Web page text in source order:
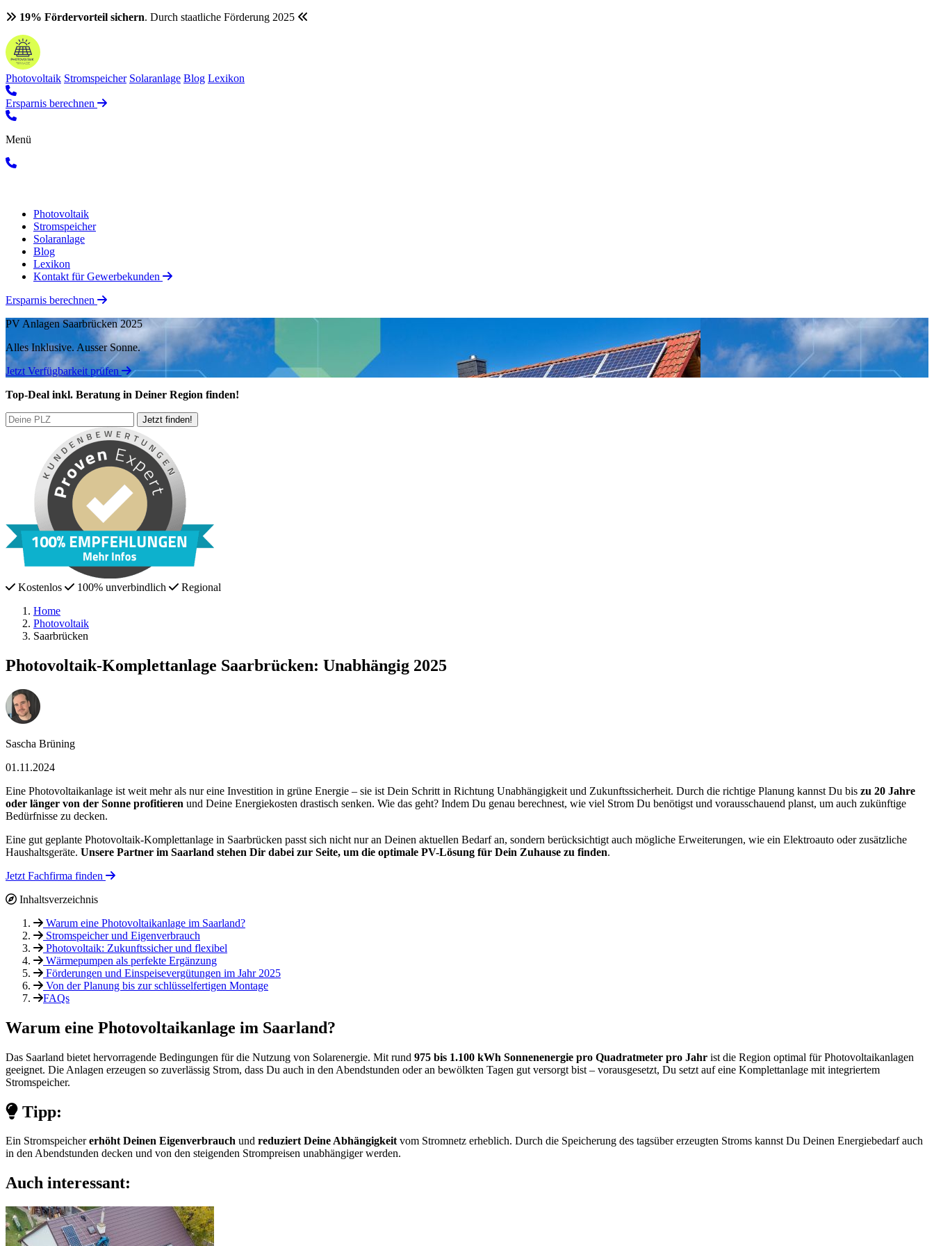
19% Fördervorteil sichern. Durch staatliche Förderung 2025
Photovoltaik Stromspeicher Solaranlage Blog Lexikon
Ersparnis berechnen
Menü
Photovoltaik
Stromspeicher
Solaranlage
Blog
Lexikon
Kontakt für Gewerbekunden
Ersparnis berechnen
PV Anlagen Saarbrücken 2025
Alles Inklusive.Ausser Sonne.
Jetzt Verfügbarkeit prüfen
Top-Deal inkl. Beratung in Deiner Region finden!
Kostenlos 100% unverbindlich
Regional
Home
Photovoltaik
Saarbrücken
Photovoltaik-Komplettanlage Saarbrücken: Unabhängig 2025
Sascha Brüning
01.11.2024
Eine Photovoltaikanlage ist weit mehr als nur eine Investition in grüne Energie – sie ist Dein Schritt in Richtung Unabhängigkeit und Zukunftssicherheit. Durch die richtige Planung kannst Du bis zu 20 Jahre
oder länger von der Sonne profitieren und Deine Energiekosten drastisch senken. Wie das geht? Indem Du genau berechnest, wie viel Strom Du benötigst und vorausschauend planst, um auch zukünftige
Bedürfnisse zu decken.
Eine gut geplante Photovoltaik-Komplettanlage in Saarbrücken passt sich nicht nur an Deinen aktuellen Bedarf an, sondern berücksichtigt auch mögliche Erweiterungen, wie ein Elektroauto oder zusätzliche
Haushaltsgeräte. Unsere Partner im Saarland stehen Dir dabei zur Seite, um die optimale PV-Lösung für Dein Zuhause zu finden.
Jetzt Fachfirma finden
Inhaltsverzeichnis
Warum eine Photovoltaikanlage im Saarland?
Stromspeicher und Eigenverbrauch
Photovoltaik: Zukunftssicher und flexibel
Wärmepumpen als perfekte Ergänzung
Förderungen und Einspeisevergütungen im Jahr 2025
Von der Planung bis zur schlüsselfertigen Montage
FAQs
Warum eine Photovoltaikanlage im Saarland?
Das Saarland bietet hervorragende Bedingungen für die Nutzung von Solarenergie. Mit rund 975 bis 1.100 kWh Sonnenenergie pro Quadratmeter pro Jahr ist die Region optimal für Photovoltaikanlagen
geeignet. Die Anlagen erzeugen so zuverlässig Strom, dass Du auch in den Abendstunden oder an bewölkten Tagen gut versorgt bist – vorausgesetzt, Du setzt auf eine Komplettanlage mit integriertem
Stromspeicher.
Tipp:
Ein Stromspeichererhöht Deinen Eigenverbrauch und reduziert Deine Abhängigkeitvom Stromnetz erheblich. Durch die Speicherung des tagsüber erzeugten Stroms kannst Du Deinen Energiebedarf auch
in den Abendstunden decken und von den steigenden Strompreisen unabhängiger werden.
Auch interessant: